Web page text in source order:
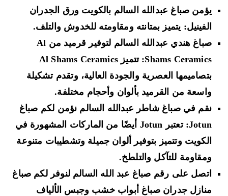
يؤمن صباغ عبدالله السالم بالكويت ورق الجدران
الفينيل: يتميز بمتانته ومقاومته للخدوش والتلف.
صباغ هندي عبدالله السالم لتوفير قرميد من Al
Shams Ceramics: تتميز Al Shams Ceramics
بتصاميمها العصرية والجودة العالية، وتقدم تشكيلة
واسعة من القرميد بألوان وأحجام مختلفة.
نقم في صباغ شاطر عبدالله السالم نؤمن لكم صباغ
Jotun: تعتبر Jotun أيضًا من الماركات المشهورة في
الكويت وتتميز بتوفير ألوان جميلة وتشطيبات متنوعة
ومقاومة للتآكل والتلطخ.
اتصل على رقم صباغ عبد الله السالم لنوفر لكم صباغ
منازل جدران صباغ أبواب خشب وجبس الألياف